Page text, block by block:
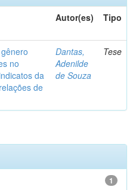
Autor(es) Tipo
no
da
de
Dantas,
Adenilde
de Souza
Tese
1